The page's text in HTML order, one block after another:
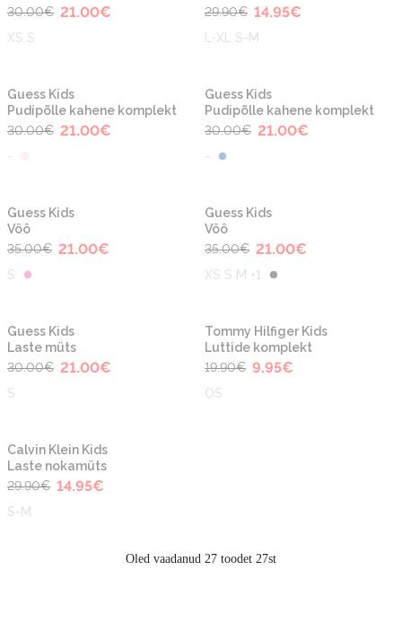
30.00€ 21.00€
XS S
29.90€ 14.95€
L-XL S-M
-30%
Guess Kids
Pudipõlle kahene komplekt
30.00€ 21.00€
-
-30%
Guess Kids
Pudipõlle kahene komplekt
30.00€ 21.00€
-
-40%
Guess Kids
Vöö
35.00€ 21.00€
S
-40%
Guess Kids
Vöö
35.00€ 21.00€
XS S M +1
-30%
Guess Kids
Laste müts
30.00€ 21.00€
S
-50%
Tommy Hilfiger Kids
Luttide komplekt
19.90€ 9.95€
OS
-50%
Calvin Klein Kids
Laste nokamüts
29.90€ 14.95€
S-M
Oled vaadanud 27 toodet 27st